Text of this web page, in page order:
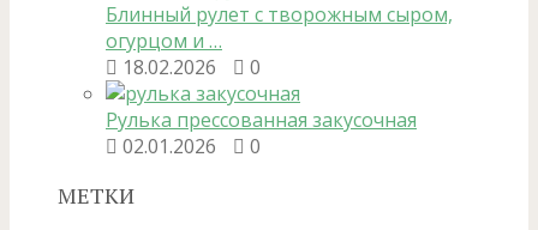
Блинный рулет с творожным сыром,
огурцом и …
18.02.2026
0
Рулька прессованная закусочная
02.01.2026
0
МЕТКИ